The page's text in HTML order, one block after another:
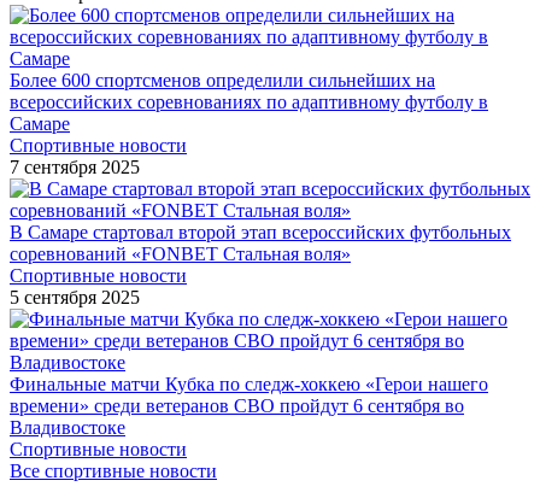
Более 600 спортсменов определили сильнейших на
всероссийских соревнованиях по адаптивному футболу в
Самаре
Спортивные новости
7 сентября 2025
В Самаре стартовал второй этап всероссийских футбольных
соревнований «FONBET Стальная воля»
Спортивные новости
5 сентября 2025
Финальные матчи Кубка по следж-хоккею «Герои нашего
времени» среди ветеранов СВО пройдут 6 сентября во
Владивостоке
Спортивные новости
Все спортивные новости